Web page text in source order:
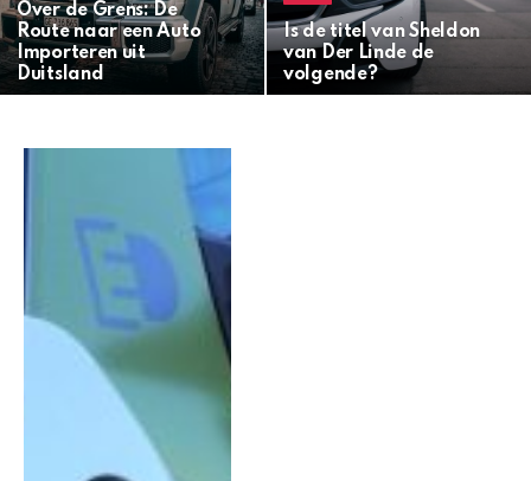
Over de Grens: De
Route naar een Auto
Importeren uit
Duitsland
Is de titel van Sheldon
van Der Linde de
volgende?